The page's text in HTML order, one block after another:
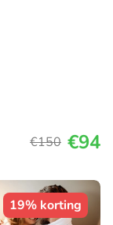
€150 €94
19% korting